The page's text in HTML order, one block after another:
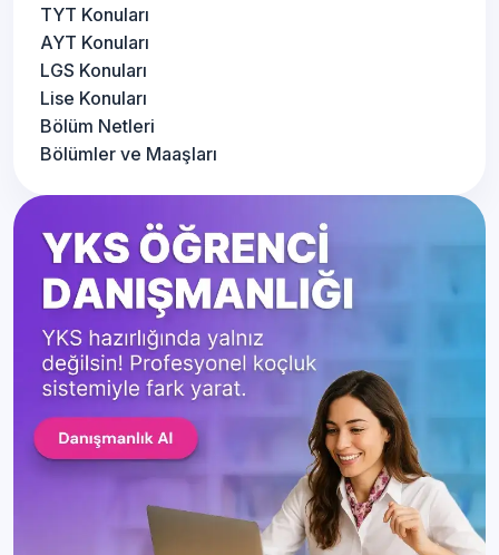
TYT Konuları
AYT Konuları
LGS Konuları
Lise Konuları
Bölüm Netleri
Bölümler ve Maaşları